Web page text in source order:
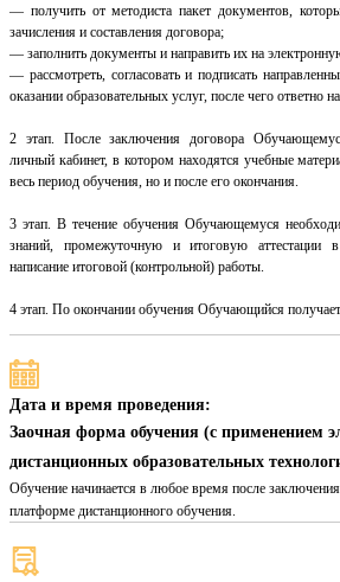
— получить от методиста пакет документов,
зачисления и составления договора;
— заполнить документы и направить их на
— рассмотреть, согласовать и подписать
оказании образовательных услуг, после чего ответно
2 этап. После заключения договора
личный кабинет, в котором находятся учебные
весь период обучения, но и после его окончания.
3 этап. В течение обучения Обучающемуся
знаний, промежуточную и итоговую аттестации
написание итоговой (контрольной) работы.
4 этап. По окончании обучения Обучающийся
Дата и время проведения:
Заочная форма обучения (с применением
дистанционных образовательных
Обучение начинается в любое время после
платформе дистанционного обучения.